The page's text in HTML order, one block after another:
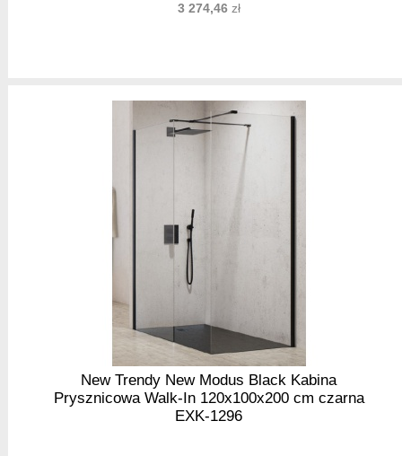
3 274,46zł
New Trendy New Modus Black Kabina
Prysznicowa Walk-In 120x100x200 cm czarna
EXK-1296